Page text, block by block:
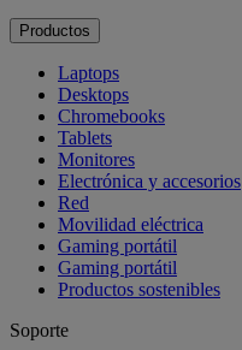
Productos
Laptops
Desktops
Chromebooks
Tablets
Monitores
Electrónica y accesorios
Red
Movilidad eléctrica
Gaming portátil
Gaming portátil
Productos sostenibles
Soporte